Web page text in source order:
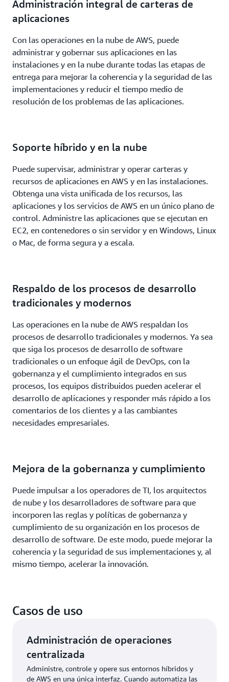
Administración integral de carteras de
aplicaciones
Con las operaciones en la nube de AWS, puede
administrar y gobernar sus aplicaciones en las
instalaciones y en la nube durante todas las etapas de
entrega para mejorar la coherencia y la seguridad de las
implementaciones y reducir el tiempo medio de
resolución de los problemas de las aplicaciones.
Soporte híbrido y en la nube
Puede supervisar, administrar y operar carteras y
recursos de aplicaciones en AWS y en las instalaciones.
Obtenga una vista unificada de los recursos, las
aplicaciones y los servicios de AWS en un único plano de
control. Administre las aplicaciones que se ejecutan en
EC2, en contenedores o sin servidor y en Windows, Linux
o Mac, de forma segura y a escala.
Respaldo de los procesos de desarrollo
tradicionales y modernos
Las operaciones en la nube de AWS respaldan los
procesos de desarrollo tradicionales y modernos. Ya sea
que siga los procesos de desarrollo de software
tradicionales o un enfoque ágil de DevOps, con la
gobernanza y el cumplimiento integrados en sus
procesos, los equipos distribuidos pueden acelerar el
desarrollo de aplicaciones y responder más rápido a los
comentarios de los clientes y a las cambiantes
necesidades empresariales.
Mejora de la gobernanza y cumplimiento
Puede impulsar a los operadores de TI, los arquitectos
de nube y los desarrolladores de software para que
incorporen las reglas y políticas de gobernanza y
cumplimiento de su organización en los procesos de
desarrollo de software. De este modo, puede mejorar la
coherencia y la seguridad de sus implementaciones y, al
mismo tiempo, acelerar la innovación.
Casos de uso
Administración de operaciones
centralizada
Administre, controle y opere sus entornos híbridos y
de AWS en una única interfaz. Cuando automatiza las